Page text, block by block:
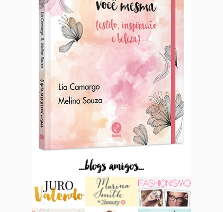
...blogs amigos...